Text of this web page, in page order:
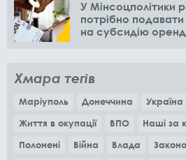
У Мінсоцполітики
потрібно
на субсидію
Хмара тегів
Маріуполь Донеччина Україна
Життя в окупації
ВПО Наші за
Полонені
Війна Влада